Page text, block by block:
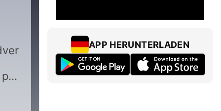
APP HERUNTERLADEN